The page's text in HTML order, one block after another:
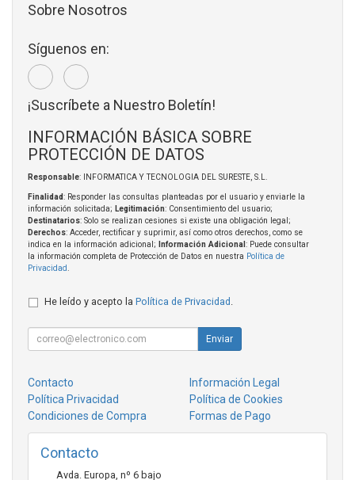
Sobre Nosotros
Síguenos en:
¡Suscríbete a Nuestro Boletín!
INFORMACIÓN BÁSICA SOBRE
PROTECCIÓN DE DATOS
Responsable: INFORMATICA Y TECNOLOGIA DEL SURESTE, S.L.
Finalidad: Responder las consultas planteadas por el usuario y enviarle la
información solicitada; Legitimación: Consentimiento del usuario;
Destinatarios: Solo se realizan cesiones si existe una obligación legal;
Derechos: Acceder, rectificar y suprimir, así como otros derechos, como se
indica en la información adicional;
Información Adicional : Puede consultar
la información completa de Protección de Datos en nuestra Política de
Privacidad
He leído y acepto la Política de Privacidad
Enviar
Contacto
Información Legal
Política Privacidad
Política de Cookies
Condiciones de Compra
Formas de Pago
Contacto
Avda. Europa, nº 6 bajo